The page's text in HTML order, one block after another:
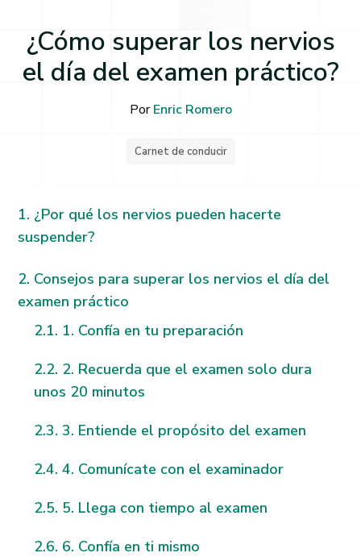
¿Cómo superar los nervios
el día del examen práctico?
Por Enric Romero
Carnet de conducir
¿Por qué los nervios pueden hacerte
suspender?
Consejos para superar los nervios el día del
examen práctico
1. Confía en tu preparación
2. Recuerda que el examen solo dura
unos 20 minutos
3. Entiende el propósito del examen
4. Comunícate con el examinador
5. Llega con tiempo al examen
6. Confía en ti mismo